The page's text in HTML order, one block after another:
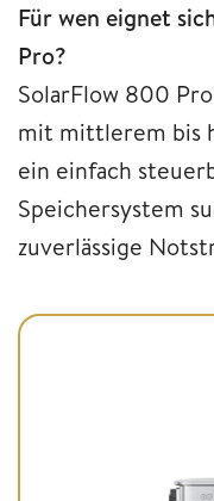
Für wen eignet
Pro?
SolarFlow 800
mit mittlerem bis
ein einfach
Speichersystem
zuverlässige